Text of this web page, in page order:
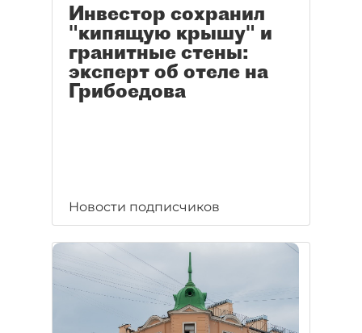
Инвестор сохранил
"кипящую крышу" и
гранитные стены:
эксперт об отеле на
Грибоедова
Новости подписчиков